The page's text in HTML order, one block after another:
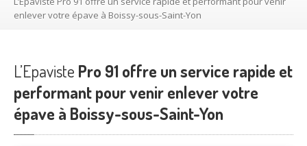
Dépollution de véhicule hors d’usage gratuit
Destruction de voiture agréé
Epaviste Gratuit
Rachatvoiture accidentée
enlever votre épave à Boissy-sous-Saint-Yon
L’Epaviste Pro 91 offre un service rapide et
performant pour venir enlever votre
épave à Boissy-sous-Saint-Yon